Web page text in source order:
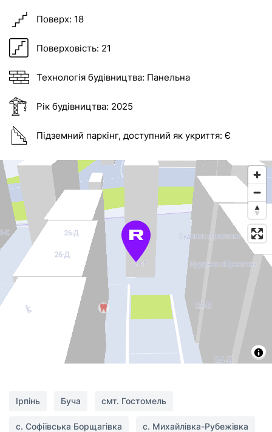
Поверх: 18
Поверховість: 21
Технологія будівництва: Панельна
Рік будівництва: 2025
Підземний паркінг, доступний як укриття: Є
Ірпінь Буча смт. Гостомель
с. Софіївська Борщагівка с. Михайлівка-Рубежівка